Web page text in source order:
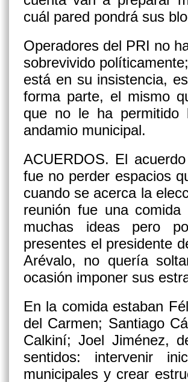
cuál pared pondrá sus
Operadores del PRI no
sobrevivido
está en su insistencia,
forma parte, el mismo
que no le ha permitido
andamio municipal.
ACUERDOS. El
fue no perder espacios
cuando se acerca la
reunión fue una comida
muchas ideas pero
presentes el presidente
Arévalo, no quería
ocasión imponer sus
En la comida estaban
del Carmen; Santiago
Calkiní; Joel Jiménez,
sentidos: intervenir
municipales y crear